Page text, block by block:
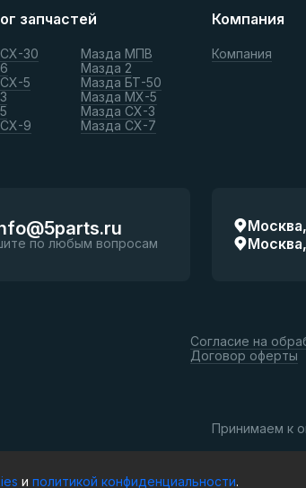
запчастей
30
5
9
Мазда МПВ
Мазда 2
Мазда БТ-50
Мазда МХ-5
Мазда СХ-3
Мазда СХ-7
Компания
Компания
по любым вопросам
Согласие на
Договор оферты
Принимаем к
и политикой конфиденциальности.